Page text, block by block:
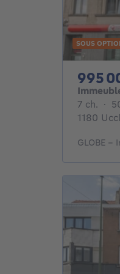
SOUS
995
7 ch. 7
·
1180
GLOBE -